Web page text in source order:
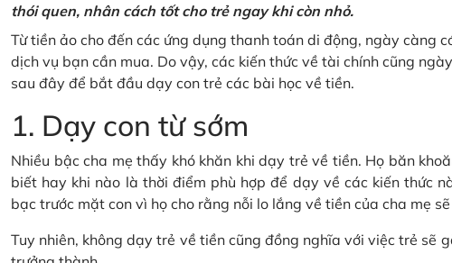
thói quen, nhân cách tốt cho trẻ ngay khi còn nhỏ.
Từ tiền ảo cho đến các ứng dụng thanh toán di động, ngày càng
dịch vụ bạn cần mua. Do vậy, các kiến thức về tài chính cũng
sau đây để bắt đầu dạy con trẻ các bài học về tiền.
1. Dạy con từ sớm
Nhiều bậc cha mẹ thấy khó khăn khi dạy trẻ về tiền. Họ băn
biết hay khi nào là thời điểm phù hợp để dạy về các kiến thức
bạc trước mặt con vì họ cho rằng nỗi lo lắng về tiền của cha mẹ
Tuy nhiên, không dạy trẻ về tiền cũng đồng nghĩa với việc trẻ sẽ